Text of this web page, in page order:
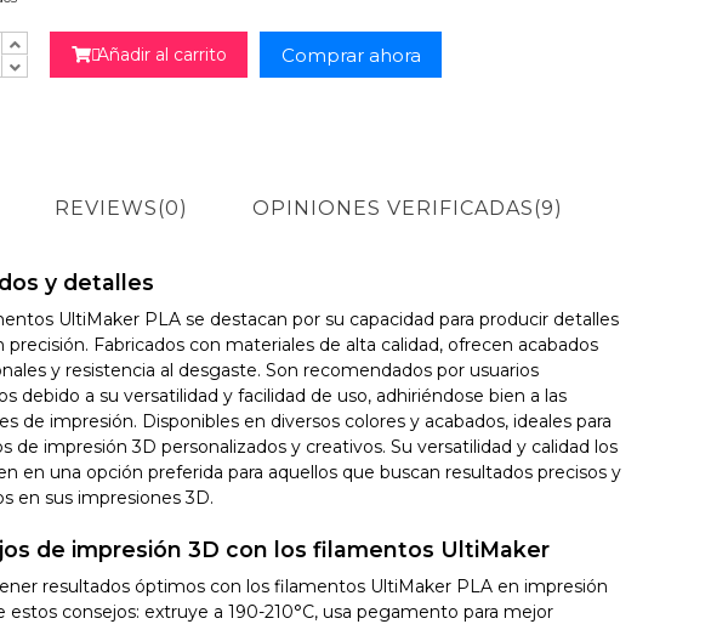

Añadir al carrito Comprar ahora
REVIEWS(0) OPINIONES VERIFICADAS(9)
y detalles
UltiMaker PLA se destacan por su capacidad para producir detalles
precisión. Fabricados con materiales de alta calidad, ofrecen acabados
y resistencia al desgaste. Son recomendados por usuarios
debido a su versatilidad y facilidad de uso, adhiriéndose bien a las
de impresión. Disponibles en diversos colores y acabados, ideales para
de impresión 3D personalizados y creativos. Su versatilidad y calidad los
en una opción preferida para aquellos que buscan resultados precisos y
en sus impresiones 3D.
de impresión 3D con los filamentos UltiMaker
resultados óptimos con los filamentos UltiMaker PLA en impresión
estos consejos: extruye a 190-210°C, usa pegamento para mejor